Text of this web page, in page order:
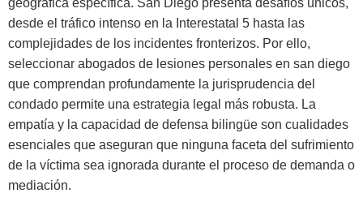
desde el tráfico intenso en la Interestatal 5 hasta las
complejidades de los incidentes fronterizos. Por ello,
seleccionar abogados de lesiones personales en san diego
que comprendan profundamente la jurisprudencia del
condado permite una estrategia legal más robusta. La
empatía y la capacidad de defensa bilingüe son cualidades
esenciales que aseguran que ninguna faceta del sufrimiento
de la víctima sea ignorada durante el proceso de demanda o
mediación.